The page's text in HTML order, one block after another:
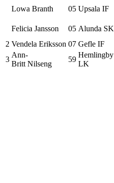
Lowa Branth
05 Upsala IF
Felicia Jansson
05 Alunda SK
2 Vendela Eriksson 07 Gefle IF
3
Ann-
Britt Nilseng
59
Hemlingby
LK